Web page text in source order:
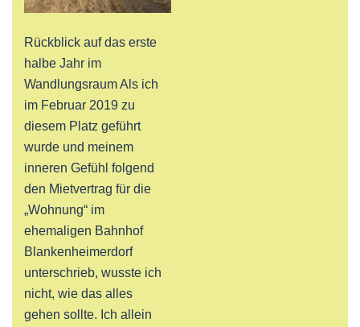
Rückblick auf das erste
halbe Jahr im
Wandlungsraum Als ich
im Februar 2019 zu
diesem Platz geführt
wurde und meinem
inneren Gefühl folgend
den Mietvertrag für die
„Wohnung“ im
ehemaligen Bahnhof
Blankenheimerdorf
unterschrieb, wusste ich
nicht, wie das alles
gehen sollte. Ich allein